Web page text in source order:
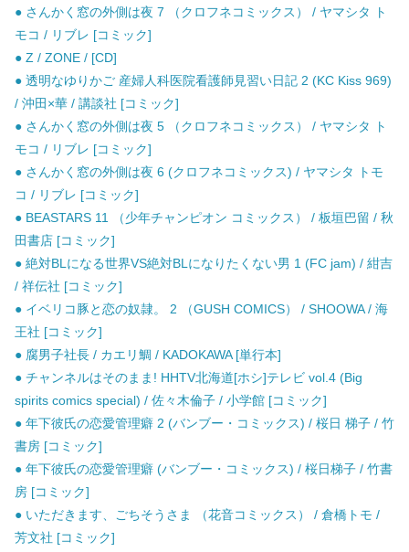
● さんかく窓の外側は夜 7 （クロフネコミックス） / ヤマシタ ト
モコ / リブレ [コミック]
● Z / ZONE / [CD]
● 透明なゆりかご 産婦人科医院看護師見習い日記 2 (KC Kiss 969)
/ 沖田×華 / 講談社 [コミック]
● さんかく窓の外側は夜 5 （クロフネコミックス） / ヤマシタ ト
モコ / リブレ [コミック]
● さんかく窓の外側は夜 6 (クロフネコミックス) / ヤマシタ トモ
コ / リブレ [コミック]
● BEASTARS 11 （少年チャンピオン コミックス） / 板垣巴留 / 秋
田書店 [コミック]
● 絶対BLになる世界VS絶対BLになりたくない男 1 (FC jam) / 紺吉
/ 祥伝社 [コミック]
● イベリコ豚と恋の奴隷。 2 （GUSH COMICS） / SHOOWA / 海
王社 [コミック]
● 腐男子社長 / カエリ鯛 / KADOKAWA [単行本]
● チャンネルはそのまま! HHTV北海道[ホシ]テレビ vol.4 (Big
spirits comics special) / 佐々木倫子 / 小学館 [コミック]
● 年下彼氏の恋愛管理癖 2 (バンブー・コミックス) / 桜日 梯子 / 竹
書房 [コミック]
● 年下彼氏の恋愛管理癖 (バンブー・コミックス) / 桜日梯子 / 竹書
房 [コミック]
● いただきます、ごちそうさま （花音コミックス） / 倉橋トモ /
芳文社 [コミック]